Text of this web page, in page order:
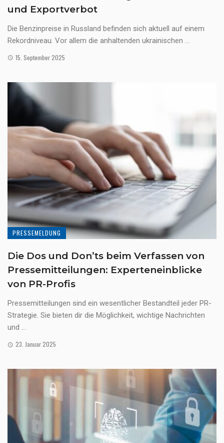
und Exportverbot
Die Benzinpreise in Russland befinden sich aktuell auf einem
Rekordniveau. Vor allem die anhaltenden ukrainischen ...
15. September 2025
PRESSEMELDUNG
Die Dos und Don’ts beim Verfassen von
Pressemitteilungen: Experteneinblicke
von PR-Profis
Pressemitteilungen sind ein wesentlicher Bestandteil jeder PR-
Strategie. Sie bieten dir die Möglichkeit, wichtige Nachrichten
und ...
23. Januar 2025